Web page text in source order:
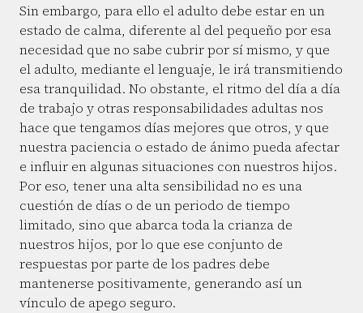
Sin embargo, para ello el adulto debe estar en un
estado de calma, diferente al del pequeño por esa
necesidad que no sabe cubrir por sí mismo, y que
el adulto, mediante el lenguaje, le irá transmitiendo
esa tranquilidad. No obstante, el ritmo del día a día
de trabajo y otras responsabilidades adultas nos
hace que tengamos días mejores que otros, y que
nuestra paciencia o estado de ánimo pueda afectar
e influir en algunas situaciones con nuestros hijos.
Por eso, tener una alta sensibilidad no es una
cuestión de días o de un periodo de tiempo
limitado, sino que abarca toda la crianza de
nuestros hijos, por lo que ese conjunto de
respuestas por parte de los padres debe
mantenerse positivamente, generando así un
vínculo de apego seguro.